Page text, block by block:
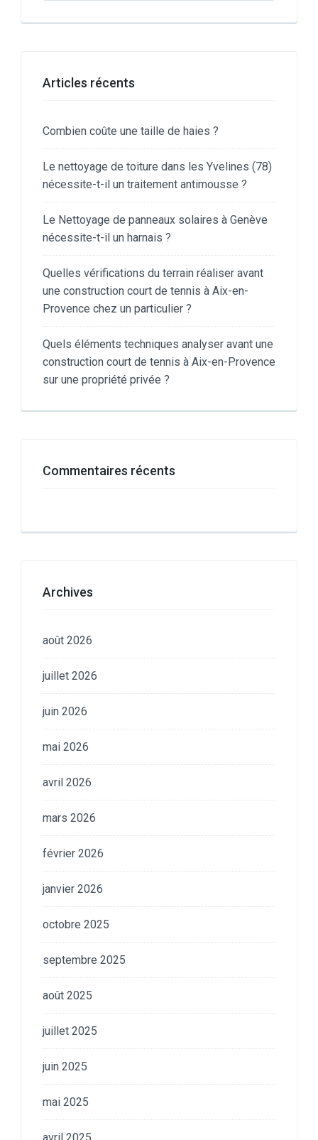
Articles récents
Combien coûte une taille de haies ?
Le nettoyage de toiture dans les Yvelines (78)
nécessite-t-il un traitement antimousse ?
Le Nettoyage de panneaux solaires à Genève
nécessite-t-il un harnais ?
Quelles vérifications du terrain réaliser avant
une construction court de tennis à Aix-en-
Provence chez un particulier ?
Quels éléments techniques analyser avant une
construction court de tennis à Aix-en-Provence
sur une propriété privée ?
Commentaires récents
Archives
août 2026
juillet 2026
juin 2026
mai 2026
avril 2026
mars 2026
février 2026
janvier 2026
octobre 2025
septembre 2025
août 2025
juillet 2025
juin 2025
mai 2025